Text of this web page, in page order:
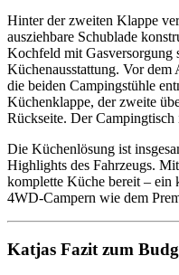
Hinter der zweiten Klappe
ausziehbare Schublade
Kochfeld mit
Küchenausstattung. Vor dem
die beiden Campingstühle
Küchenklappe, der zweite
Rückseite. Der Campingtisch
Die Küchenlösung ist
Highlights des Fahrzeugs.
komplette Küche bereit – ein
4WD-Campern wie dem
Katjas Fazit zum